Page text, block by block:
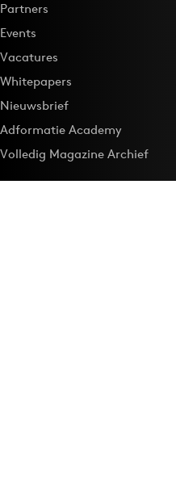
Partners
Events
Vacatures
Whitepapers
Nieuwsbrief
Adformatie Academy
Volledig Magazine Archief